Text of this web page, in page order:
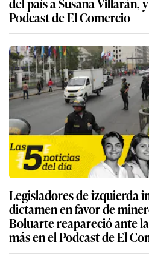
Podcast de El Comercio
Legisladores de izquierda
dictamen en favor de
Boluarte reapareció ante
más en el Podcast de El